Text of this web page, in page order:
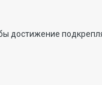
достижение